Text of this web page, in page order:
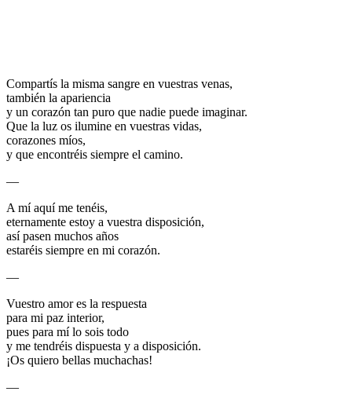
Compartís la misma sangre en vuestras venas,
también la apariencia
y un corazón tan puro que nadie puede imaginar.
Que la luz os ilumine en vuestras vidas,
corazones míos,
y que encontréis siempre el camino.
—
A mí aquí me tenéis,
eternamente estoy a vuestra disposición,
así pasen muchos años
estaréis siempre en mi corazón.
—
Vuestro amor es la respuesta
para mi paz interior,
pues para mí lo sois todo
y me tendréis dispuesta y a disposición.
¡Os quiero bellas muchachas!
—